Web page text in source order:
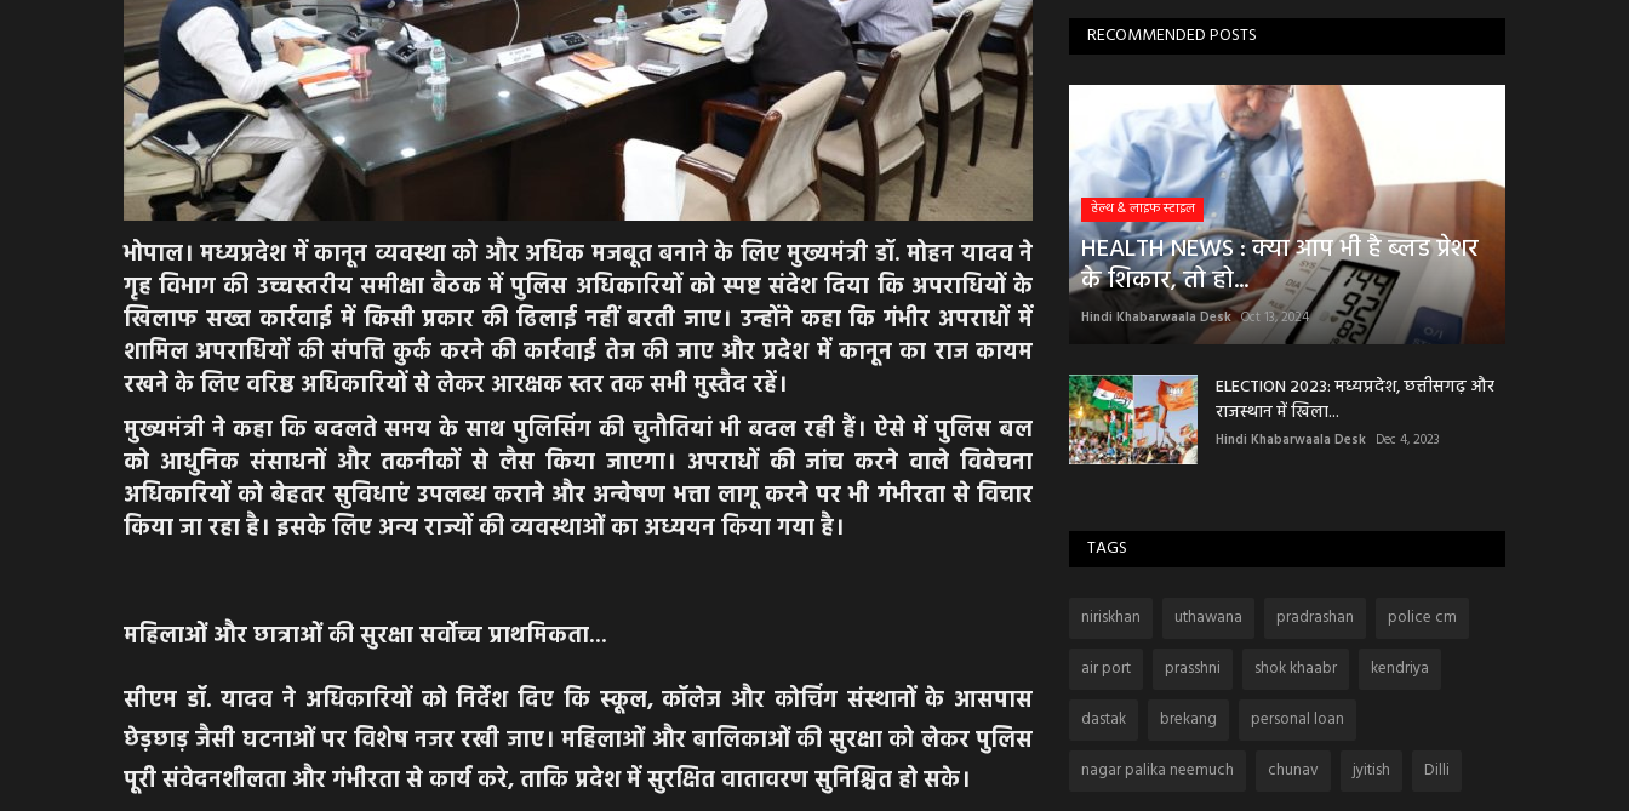
भोपाल। मध्यप्रदेश में कानून व्यवस्था को और अधिक मजबूत बनाने के लिए मुख्यमंत्री डॉ. मोहन यादव ने
गृह विभाग की उच्चस्तरीय समीक्षा बैठक में पुलिस अधिकारियों को स्पष्ट संदेश दिया कि अपराधियों के
खिलाफ सख्त कार्रवाई में किसी प्रकार की ढिलाई नहीं बरती जाए। उन्होंने कहा कि गंभीर अपराधों में
शामिल अपराधियों की संपत्ति कुर्क करने की कार्रवाई तेज की जाए और प्रदेश में कानून का राज कायम
रखने के लिए वरिष्ठ अधिकारियों से लेकर आरक्षक स्तर तक सभी मुस्तैद रहें।
मुख्यमंत्री ने कहा कि बदलते समय के साथ पुलिसिंग की चुनौतियां भी बदल रही हैं। ऐसे में पुलिस बल
को आधुनिक संसाधनों और तकनीकों से लैस किया जाएगा। अपराधों की जांच करने वाले विवेचना
अधिकारियों को बेहतर सुविधाएं उपलब्ध कराने और अन्वेषण भत्ता लागू करने पर भी गंभीरता से विचार
किया जा रहा है। इसके लिए अन्य राज्यों की व्यवस्थाओं का अध्ययन किया गया है।
महिलाओं और छात्राओं की सुरक्षा सर्वोच्च प्राथमिकता...
सीएम डॉ. यादव ने अधिकारियों को निर्देश दिए कि स्कूल, कॉलेज और कोचिंग संस्थानों के आसपास
छेड़छाड़ जैसी घटनाओं पर विशेष नजर रखी जाए। महिलाओं और बालिकाओं की सुरक्षा को लेकर पुलिस
पूरी संवेदनशीलता और गंभीरता से कार्य करे, ताकि प्रदेश में सुरक्षित वातावरण सुनिश्चित हो सके।
RECOMMENDED POSTS
हेल्थ & लाइफ स्टाइल
HEALTH NEWS : क्या आप भी है ब्लड प्रेशर
के शिकार, तो हो...
Hindi Khabarwaala Desk Oct 13, 2024
ELECTION 2023: मध्यप्रदेश, छत्तीसगढ़ और
राजस्थान में खिला...
Hindi Khabarwaala Desk Dec 4, 2023
TAGS
niriskhan uthawana pradrashan
police cm
air port
prasshni shok khaabr
kendriya
dastak
brekang
personal loan
nagar palika neemuch
chunav jyitish Dilli